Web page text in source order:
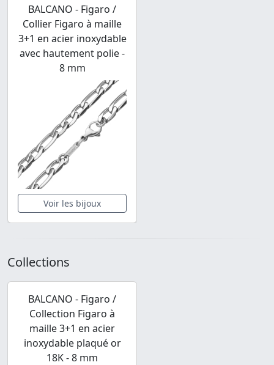
BALCANO - Figaro /
Collier Figaro à maille
3+1 en acier inoxydable
avec hautement polie -
8 mm
Voir les bijoux
Collections
BALCANO - Figaro /
Collection Figaro à
maille 3+1 en acier
inoxydable plaqué or
18K - 8 mm